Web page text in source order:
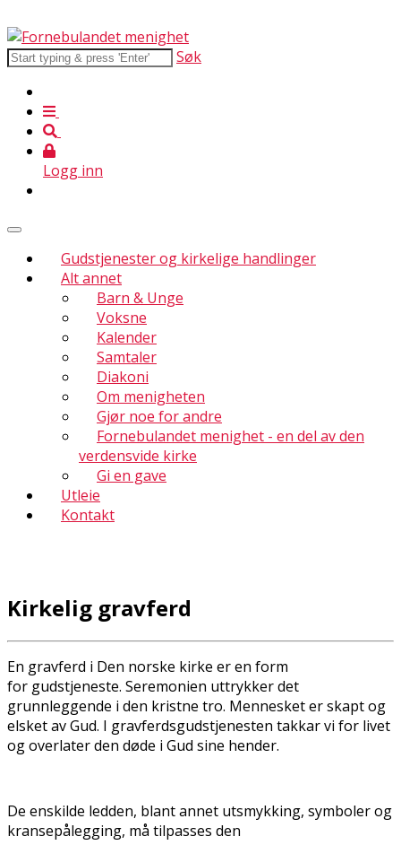
Søk
Logg inn
Gudstjenester og kirkelige handlinger
Alt annet
Barn & Unge
Voksne
Kalender
Samtaler
Diakoni
Om menigheten
Gjør noe for andre
Fornebulandet menighet - en del av den
verdensvide kirke
Gi en gave
Utleie
Kontakt
Kirkelig gravferd
En gravferd i Den norske kirke er en form
for gudstjeneste. Seremonien uttrykker det
grunnleggende i den kristne tro. Mennesket er skapt og
elsket av Gud. I gravferdsgudstjenesten takkar vi for livet
og overlater den døde i Gud sine hender.
De enskilde ledden, blant annet utsmykking, symboler og
kransepålegging, må tilpasses den